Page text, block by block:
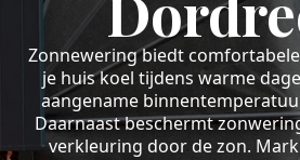
Zonnewering biedt
je huis koel tijdens warme
aangename
Daarnaast beschermt
verkleuring door de zon.